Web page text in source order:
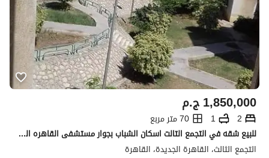
ج.م1,850,000
2
1
70 متر مربع
للبيع شقه في التجمع التالت اسكان الشباب بجوار مستشفى القاهره الجديده والجامعه الالمانيه وميجا مول 10 دقائق الجامعه الامريكيه وجامعه المستقبل وشارع التسعين
التجمع الثالث، القاهرة الجديدة، القاهرة